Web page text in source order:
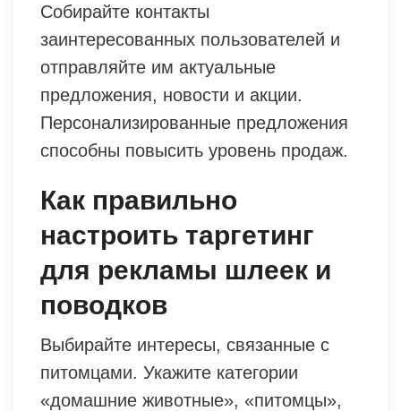
Собирайте контакты
заинтересованных пользователей и
отправляйте им актуальные
предложения, новости и акции.
Персонализированные предложения
способны повысить уровень продаж.
Как правильно
настроить таргетинг
для рекламы шлеек и
поводков
Выбирайте интересы, связанные с
питомцами. Укажите категории
«домашние животные», «питомцы»,